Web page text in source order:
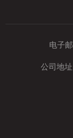
电子邮
公司地